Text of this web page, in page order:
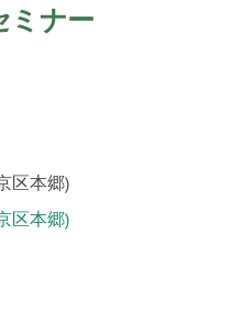
ミナー
区本郷)
区本郷)